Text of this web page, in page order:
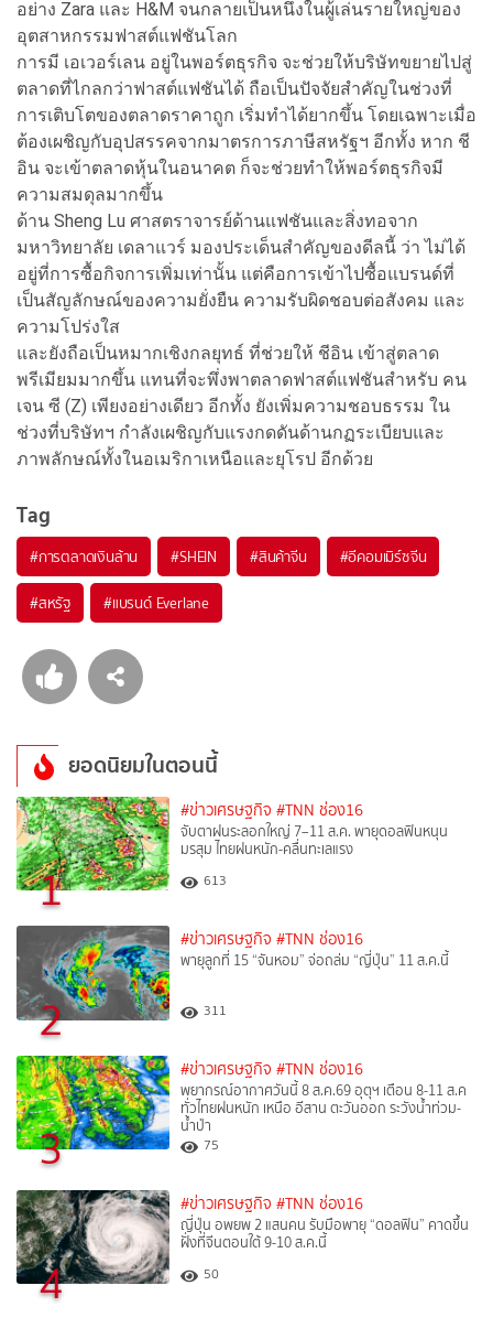
อย่าง Zara และ H&M จนกลายเป็นหนึ่งในผู้เล่นรายใหญ่ของ
อุตสาหกรรมฟาสต์แฟชันโลก
การมี เอเวอร์เลน อยู่ในพอร์ตธุรกิจ จะช่วยให้บริษัทขยายไปสู่
ตลาดที่ไกลกว่าฟาสต์แฟชันได้ ถือเป็นปัจจัยสำคัญในช่วงที่
การเติบโตของตลาดราคาถูก เริ่มทำได้ยากขึ้น โดยเฉพาะเมื่อ
ต้องเผชิญกับอุปสรรคจากมาตรการภาษีสหรัฐฯ อีกทั้ง หาก ชี
อิน จะเข้าตลาดหุ้นในอนาคต ก็จะช่วยทำให้พอร์ตธุรกิจมี
ความสมดุลมากขึ้น
ด้าน Sheng Lu ศาสตราจารย์ด้านแฟชันและสิ่งทอจาก
มหาวิทยาลัย เดลาแวร์ มองประเด็นสำคัญของดีลนี้ ว่า ไม่ได้
อยู่ที่การซื้อกิจการเพิ่มเท่านั้น แต่คือการเข้าไปซื้อแบรนด์ที่
เป็นสัญลักษณ์ของความยั่งยืน ความรับผิดชอบต่อสังคม และ
ความโปร่งใส
และยังถือเป็นหมากเชิงกลยุทธ์ ที่ช่วยให้ ชีอิน เข้าสู่ตลาด
พรีเมียมมากขึ้น แทนที่จะพึ่งพาตลาดฟาสต์แฟชันสำหรับ คน
เจน ซี (Z) เพียงอย่างเดียว อีกทั้ง ยังเพิ่มความชอบธรรม ใน
ช่วงที่บริษัทฯ กำลังเผชิญกับแรงกดดันด้านกฏระเบียบและ
ภาพลักษณ์ทั้งในอเมริกาเหนือและยุโรป อีกด้วย
Tag
#การตลาดเงินล้าน #SHEIN #สินค้าจีน #อีคอมเมิร์ซจีน
#สหรัฐ #แบรนด์ Everlane
ยอดนิยมในตอนนี้
1
#ข่าวเศรษฐกิจ #TNN ช่อง16
จับตาฝนระลอกใหญ่ 7–11 ส.ค. พายุดอลฟินหนุน
มรสุม ไทยฝนหนัก-คลื่นทะเลแรง
613
2
#ข่าวเศรษฐกิจ #TNN ช่อง16
พายุลูกที่ 15 “จันหอม” จ่อถล่ม “ญี่ปุ่น” 11 ส.ค.นี้
311
3
#ข่าวเศรษฐกิจ #TNN ช่อง16
พยากรณ์อากาศวันนี้ 8 ส.ค.69 อุตุฯ เตือน 8-11 ส.ค
ทั่วไทยฝนหนัก เหนือ อีสาน ตะวันออก ระวังน้ำท่วม-
น้ำป่า
75
4
#ข่าวเศรษฐกิจ #TNN ช่อง16
ญี่ปุ่น อพยพ 2 แสนคน รับมือพายุ “ดอลฟิน” คาดขึ้น
ฝั่งที่จีนตอนใต้ 9-10 ส.ค.นี้
50